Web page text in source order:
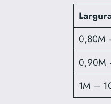
0,80M
0,90M
1M –